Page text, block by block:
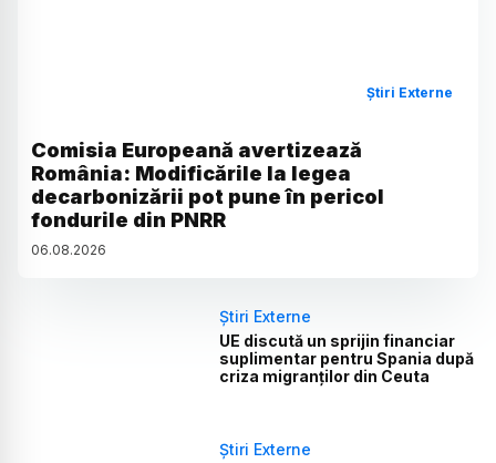
Știri Externe
Comisia Europeană avertizează
România: Modificările la legea
decarbonizării pot pune în pericol
fondurile din PNRR
06.08.2026
Știri Externe
UE discută un sprijin financiar
suplimentar pentru Spania după
criza migranților din Ceuta
Știri Externe